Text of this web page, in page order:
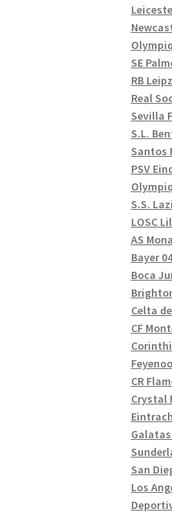
SE
RB
Real
Sevilla
S.L.
Santos
PSV
S.S.
LOSC
AS
Bayer
Boca
Celta
CF
CR
Crystal
San
Los